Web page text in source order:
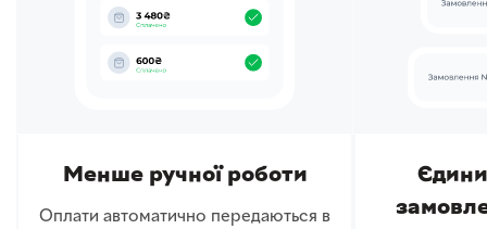
Менше ручної роботи
Оплати автоматично передаються в